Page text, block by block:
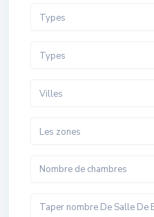
Types
Types
Villes
Les zones